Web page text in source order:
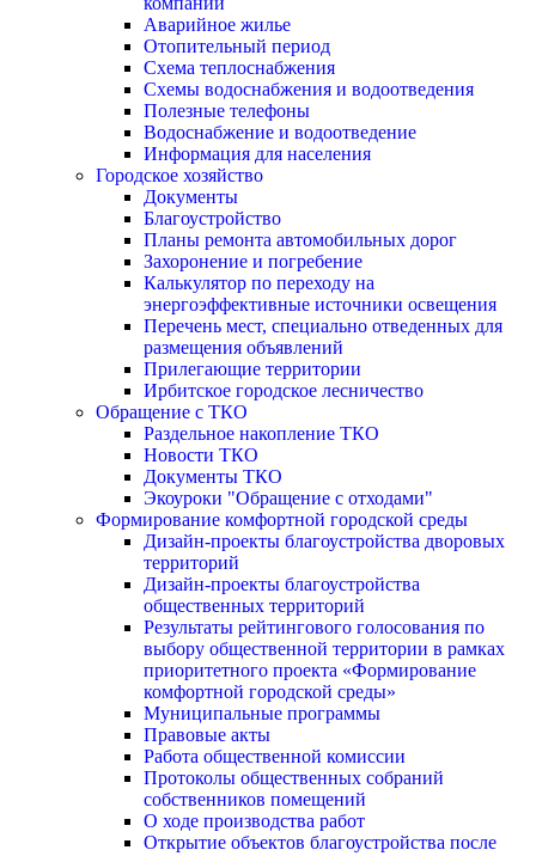
Аварийное жилье
Отопительный период
Схема теплоснабжения
Схемы водоснабжения и водоотведения
Полезные телефоны
Водоснабжение и водоотведение
Информация для населения
Городское хозяйство
Документы
Благоустройство
Планы ремонта автомобильных дорог
Захоронение и погребение
Калькулятор по переходу на
энергоэффективные источники освещения
Перечень мест, специально отведенных для
размещения объявлений
Прилегающие территории
Ирбитское городское лесничество
Обращение с ТКО
Раздельное накопление ТКО
Новости ТКО
Документы ТКО
Экоуроки "Обращение с отходами"
Формирование комфортной городской среды
Дизайн-проекты благоустройства дворовых
территорий
Дизайн-проекты благоустройства
общественных территорий
Результаты рейтингового голосования по
выбору общественной территории в рамках
приоритетного проекта «Формирование
комфортной городской среды»
Муниципальные программы
Правовые акты
Работа общественной комиссии
Протоколы общественных собраний
собственников помещений
О ходе производства работ
Открытие объектов благоустройства после